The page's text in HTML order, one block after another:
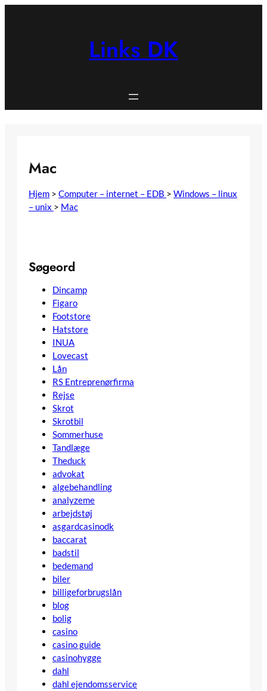
Links DK
Mac
Hjem > Computer – internet – EDB > Windows – linux
– unix > Mac
Søgeord
Dincamp
Figaro
Footstore
Hatstore
INUA
Lovecast
Lån
RS Entreprenørfirma
Rejse
Skrot
Skrotbil
Sommerhuse
Tandlæge
Theduck
advokat
algebehandling
analyzeme
arbejdstøj
asgardcasinodk
baccarat
badstil
bedemand
biler
billigeforbrugslån
blog
bolig
casino
casino guide
casinohygge
dahl
dahl ejendomsservice